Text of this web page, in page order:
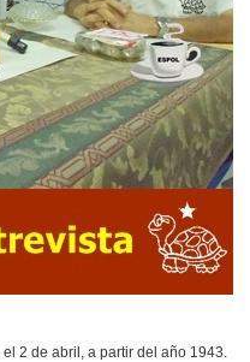
2 de abril, a partir del año 1943.